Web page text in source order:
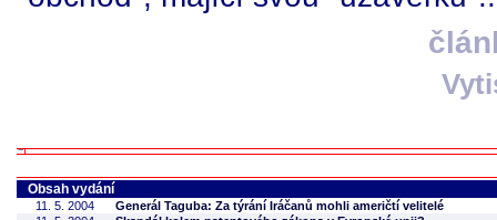
Obsah vydání
11. 5. 2004
Generál Taguba: Za týrání Iráčanů mohli američtí velitelé